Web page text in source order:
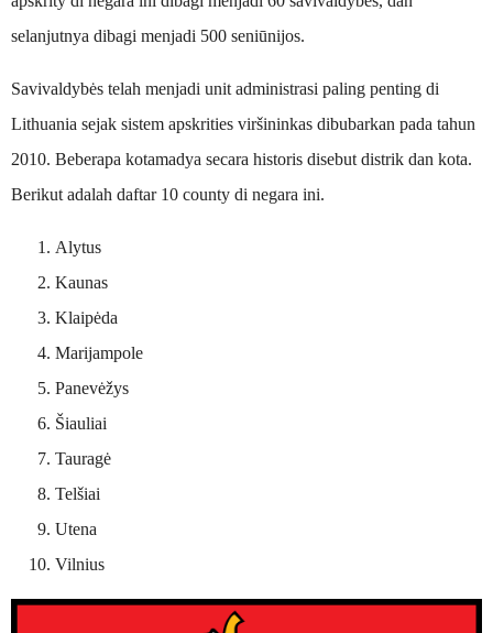
selanjutnya dibagi menjadi 500 seniūnijos.
Savivaldybės telah menjadi unit administrasi paling penting di
Lithuania sejak sistem apskrities viršininkas dibubarkan pada tahun
2010. Beberapa kotamadya secara historis disebut distrik dan kota.
Berikut adalah daftar 10 county di negara ini.
Alytus
Kaunas
Klaipėda
Marijampole
Panevėžys
Šiauliai
Tauragė
Telšiai
Utena
Vilnius